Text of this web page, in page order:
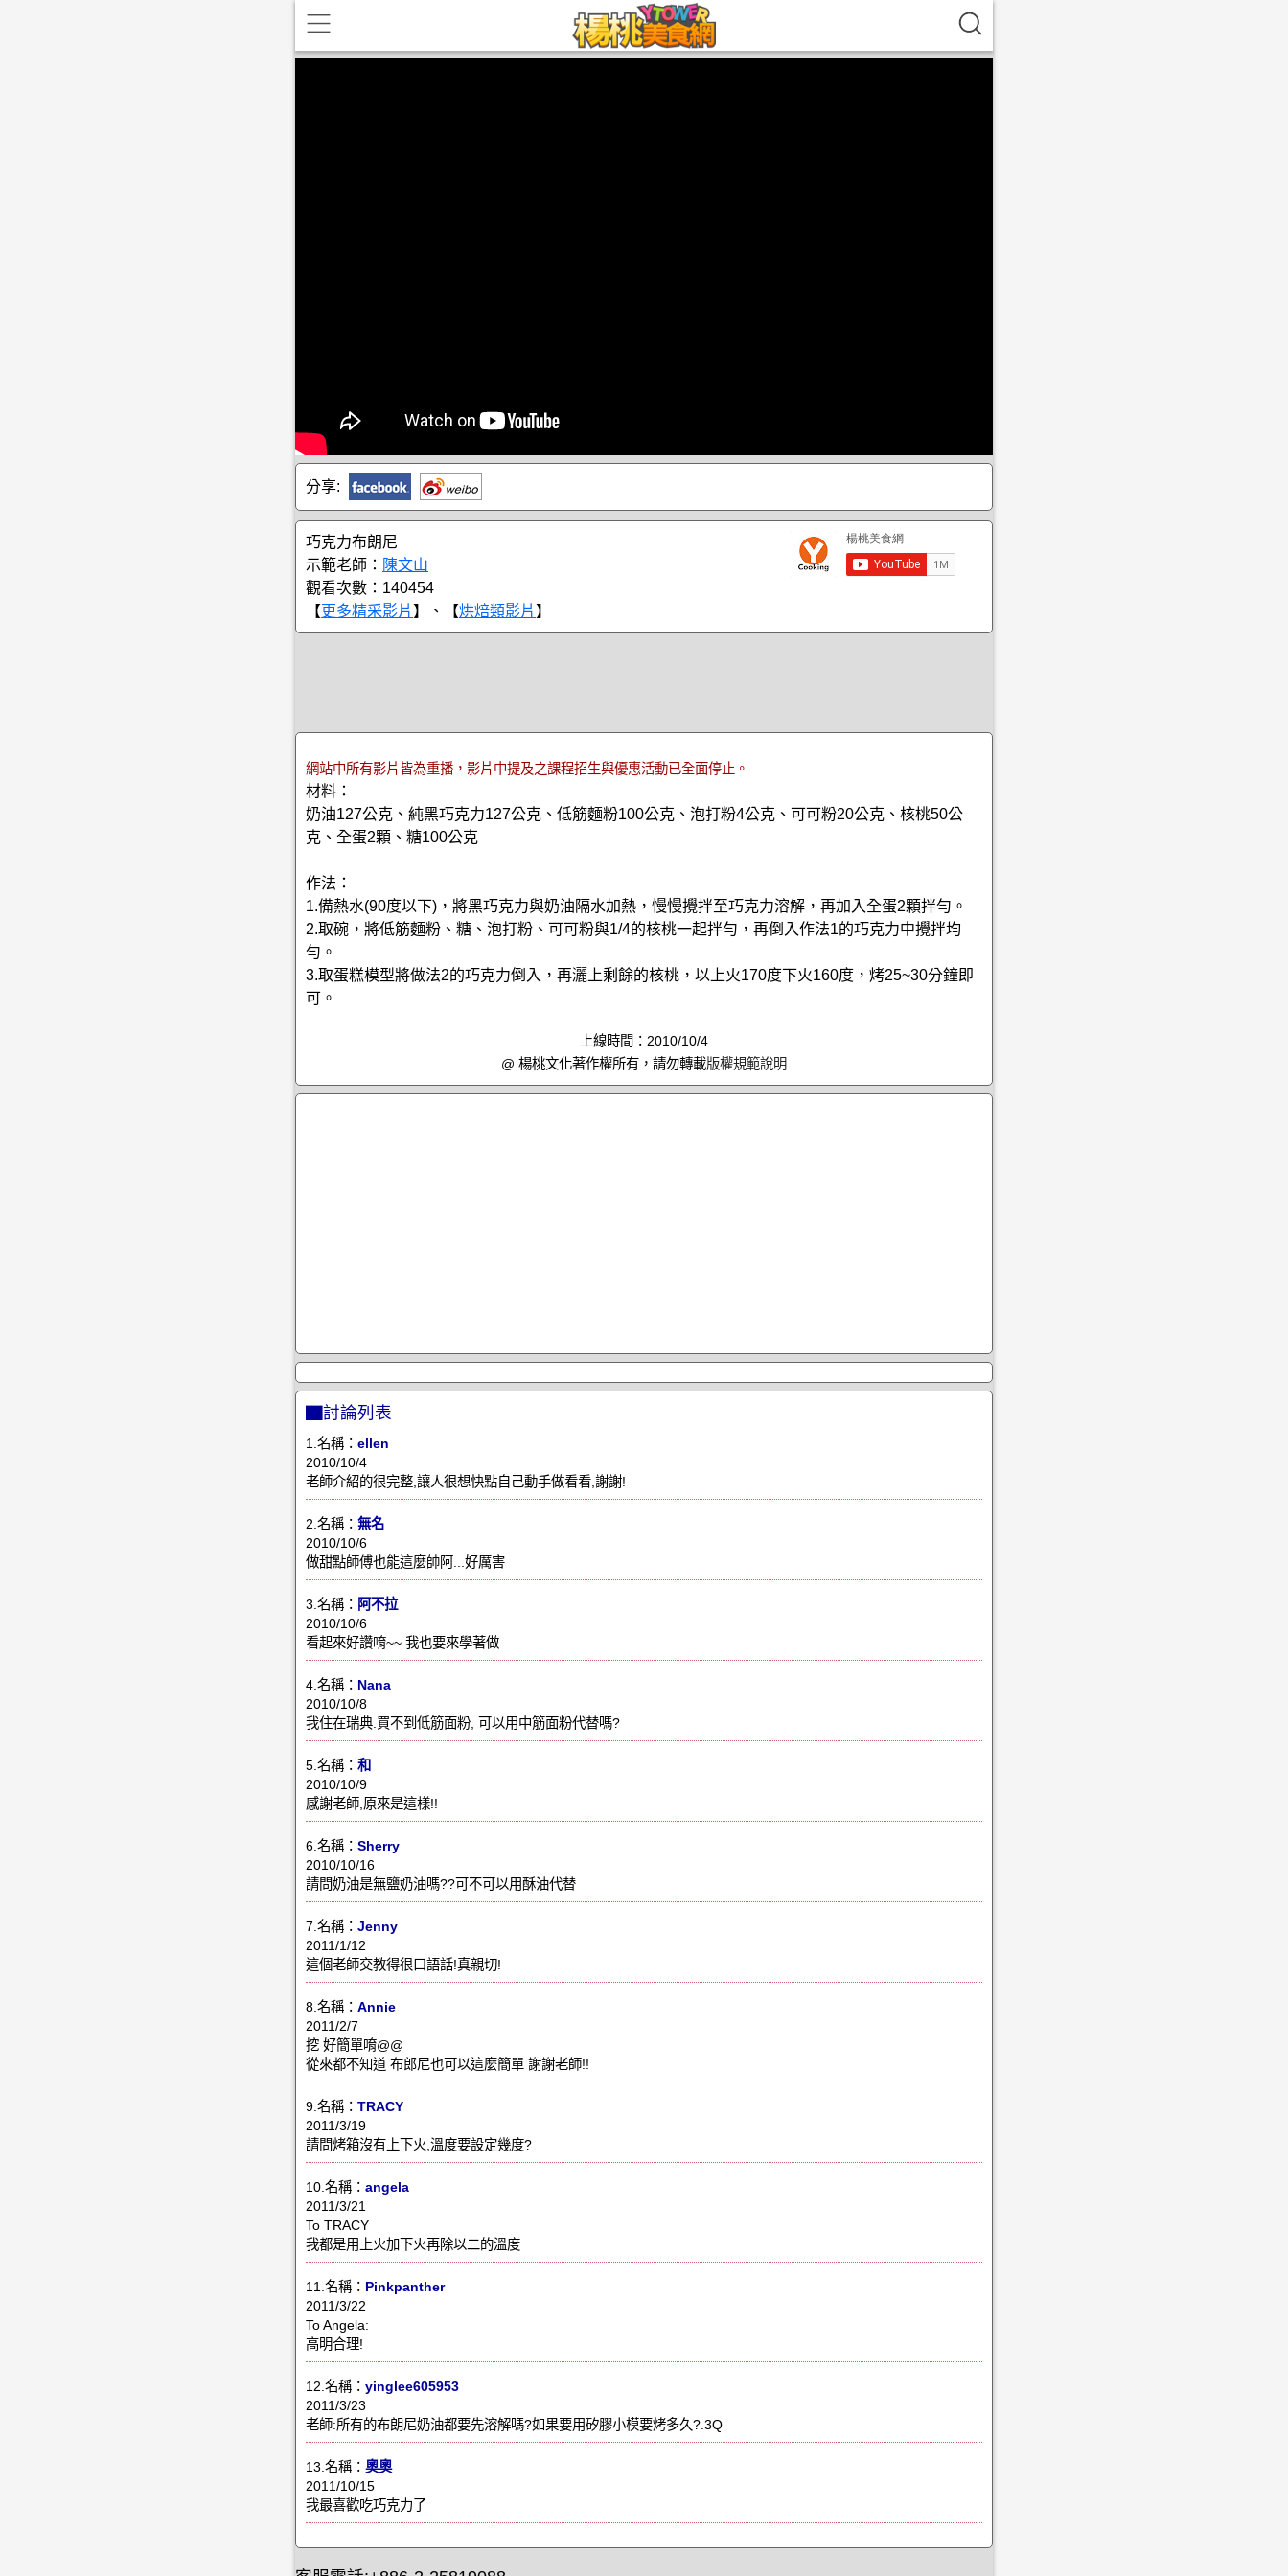
分享:
巧克力布朗尼
示範老師： 陳文山
觀看次數：140454
【更多精采影片 】、【烘焙類影片 】
網站中所有影片皆為重播，影片中提及之課程招生與優惠活動已全面停止。
材料：
奶油127公克、純黑巧克力127公克、低筋麵粉100公克、泡打粉4公克、可可粉20公克、核桃50公
克、全蛋2顆、糖100公克
作法：
1.備熱水(90度以下)，將黑巧克力與奶油隔水加熱，慢慢攪拌至巧克力溶解，再加入全蛋2顆拌勻。
2.取碗，將低筋麵粉、糖、泡打粉、可可粉與1/4的核桃一起拌勻，再倒入作法1的巧克力中攪拌均
勻。
3.取蛋糕模型將做法2的巧克力倒入，再灑上剩餘的核桃，以上火170度下火160度，烤25~30分鐘即
可。
上線時間：2010/10/4
@ 楊桃文化著作權所有，請勿轉載版權規範說明
▇討論列表
1.名稱： ellen
2010/10/4
老師介紹的很完整,讓人很想快點自己動手做看看,謝謝!
2.名稱： 無名
2010/10/6
做甜點師傅也能這麼帥阿...好厲害
3.名稱： 阿不拉
2010/10/6
看起來好讚唷~~ 我也要來學著做
4.名稱： Nana
2010/10/8
我住在瑞典.買不到低筋面粉, 可以用中筋面粉代替嗎?
5.名稱： 和
2010/10/9
感謝老師,原來是這樣!!
6.名稱： Sherry
2010/10/16
請問奶油是無鹽奶油嗎??可不可以用酥油代替
7.名稱： Jenny
2011/1/12
這個老師交教得很口語話!真親切!
8.名稱： Annie
2011/2/7
挖 好簡單唷@@
從來都不知道 布郎尼也可以這麼簡單 謝謝老師!!
9.名稱： TRACY
2011/3/19
請問烤箱沒有上下火,溫度要設定幾度?
10.名稱： angela
2011/3/21
To TRACY
我都是用上火加下火再除以二的溫度
11.名稱： Pinkpanther
2011/3/22
To Angela:
高明合理!
12.名稱： yinglee605953
2011/3/23
老師:所有的布朗尼奶油都要先溶解嗎?如果要用矽膠小模要烤多久?.3Q
13.名稱： 奧奧
2011/10/15
我最喜歡吃巧克力了